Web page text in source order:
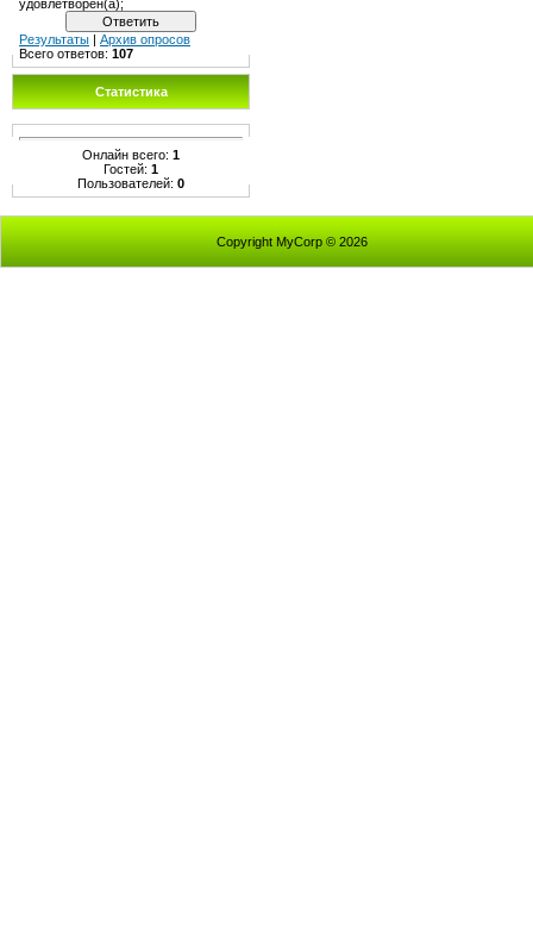
удовлетворен(а);
Результаты
Архив опросов
Всего ответов: 107
Статистика
Онлайн всего: 1
Гостей: 1
Пользователей: 0
Copyright MyCorp © 2026